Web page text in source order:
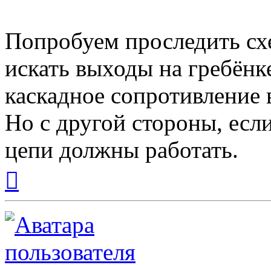
Попробуем проследить
искать выходы на
каскадное сопротивление
Но с другой стороны,
цепи должны работать.
началу